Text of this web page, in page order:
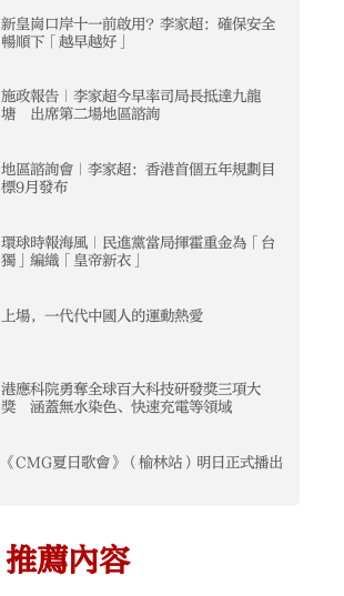
新皇崗口岸十一前啟用？李家超：確保安全
暢順下「越早越好」
施政報告｜李家超今早率司局長抵達九龍
塘 出席第二場地區諮詢
地區諮詢會｜李家超：香港首個五年規劃目
標9月發布
環球時報海風｜民進黨當局揮霍重金為「台
獨」編織「皇帝新衣」
上場，一代代中國人的運動熱愛
港應科院勇奪全球百大科技研發獎三項大
獎 涵蓋無水染色、快速充電等領域
《CMG夏日歌會》（榆林站）明日正式播出
推薦內容